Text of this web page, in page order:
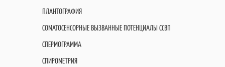
ПЛАНТОГРАФИЯ
СОМАТОСЕНСОРНЫЕ ВЫЗВАННЫЕ ПОТЕНЦИАЛЫ ССВП
СПЕРМОГРАММА
СПИРОМЕТРИЯ